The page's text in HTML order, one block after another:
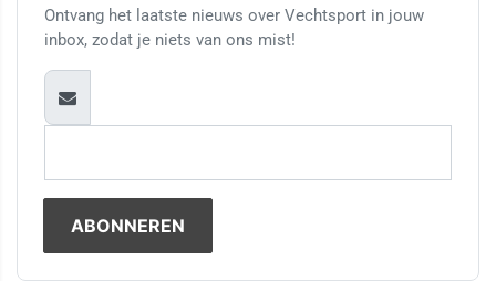
Ontvang het laatste nieuws over Vechtsport in jouw
inbox, zodat je niets van ons mist!